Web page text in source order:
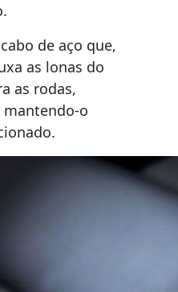
de aço que,
as lonas do
as rodas,
o